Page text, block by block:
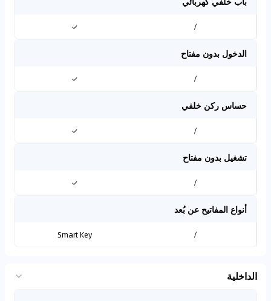
/
✓
الدخول بدون مفتاح
/
✓
حساس ركن خلفي
/
✓
تشغيل بدون مفتاح
/
✓
أنواع المفاتيح عن بُعد
/
Smart Key
الداخلية